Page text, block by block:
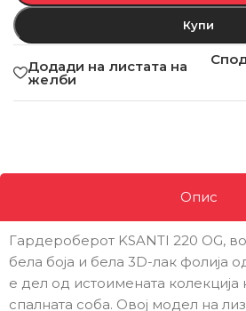
Купи
Додади на листата на
желби
Опис
Гардероберот KSANTI 220 OG,
бела боја и бела 3D-лак фолија
е дел од истоимената
спалната соба. Овој модел на